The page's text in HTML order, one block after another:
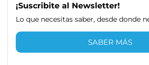
¡Suscribite al Newsletter!
Lo que necesitas saber, desde donde
SABER MÁS